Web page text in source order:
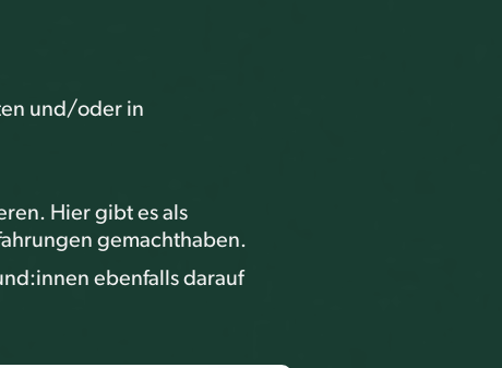
und/oder in
Hier gibt es als
gemachthaben.
ebenfalls darauf